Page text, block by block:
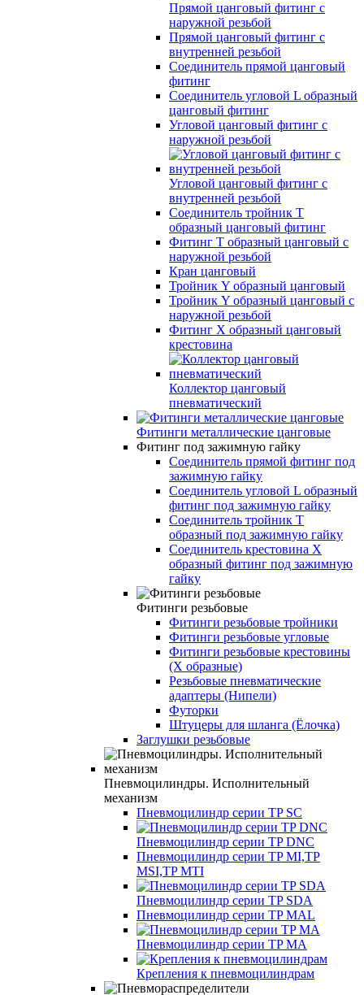
Прямой цанговый фитинг с
наружной резьбой
Прямой цанговый фитинг с
внутренней резьбой
Соединитель прямой цанговый
фитинг
Соединитель угловой L образный
цанговый фитинг
Угловой цанговый фитинг с
наружной резьбой
Угловой цанговый фитинг с
внутренней резьбой
Соединитель тройник Т
образный цанговый фитинг
Фитинг Т образный цанговый с
наружной резьбой
Кран цанговый
Тройник Y образный цанговый
Тройник Y образный цанговый с
наружной резьбой
Фитинг Х образный цанговый
крестовина
Коллектор цанговый
пневматический
Фитинги металлические цанговые
Фитинг под зажимную гайку
Соединитель прямой фитинг под
зажимную гайку
Соединитель угловой L образный
фитинг под зажимную гайку
Соединитель тройник Т
образный под зажимную гайку
Соединитель крестовина X
образный фитинг под зажимную
гайку
Фитинги резьбовые
Фитинги резьбовые тройники
Фитинги резьбовые угловые
Фитинги резьбовые крестовины
(Х образные)
Резьбовые пневматические
адаптеры (Нипели)
Футорки
Штуцеры для шланга (Ёлочка)
Заглушки резьбовые
Пневмоцилиндры. Исполнительный
механизм
Пневмоцилиндр серии TP SC
Пневмоцилиндр серии TP DNC
Пневмоцилиндр серии TP MI,TP
MSI,TP MTI
Пневмоцилиндр серии TP SDA
Пневмоцилиндр серии TP MAL
Пневмоцилиндр серии TP MA
Крепления к пневмоцилиндрам